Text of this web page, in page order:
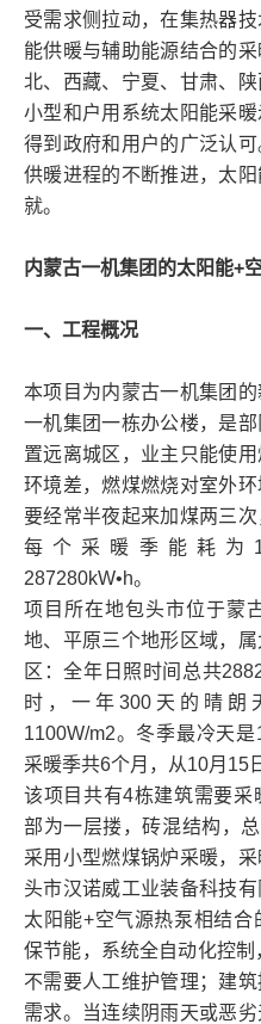
受需求侧拉动，在集热器
能供暖与辅助能源结合的
北、西藏、宁夏、甘肃、
小型和户用系统太阳能采
得到政府和用户的广泛认
供暖进程的不断推进，太
就。
内蒙古一机集团的太阳能+
一、工程概况
本项目为内蒙古一机集团
一机集团一栋办公楼，是
置远离城区，业主只能使
环境差，燃煤燃烧对室外
要经常半夜起来加煤两三
每个采暖季能耗为
287280kW•h。
项目所在地包头市位于蒙
地、平原三个地形区域，
区：全年日照时间总共
时，一年300天的晴朗
1100W/m2。冬季最冷天
采暖季共6个月，从10月15
该项目共有4栋建筑需要
部为一层搂，砖混结构，
采用小型燃煤锅炉采暖，
头市汉诺威工业装备科技
太阳能+空气源热泵相结
保节能，系统全自动化控
不需要人工维护管理；建
需求。当连续阴雨天或恶